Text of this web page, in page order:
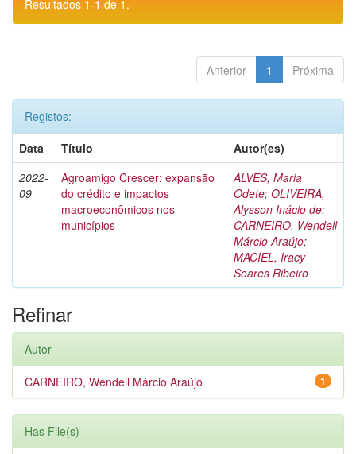
Resultados 1-1 de 1.
Anterior 1 Próxima
Registos:
Data
Título
Autor(es)
2022-
09
Agroamigo Crescer: expansão
do crédito e impactos
macroeconômicos nos
municípios
ALVES, Maria
Odete; OLIVEIRA,
Alysson Inácio de;
CARNEIRO, Wendell
Márcio Araújo;
MACIEL, Iracy
Soares Ribeiro
Refinar
Autor
1
CARNEIRO, Wendell Márcio Araújo
Has File(s)